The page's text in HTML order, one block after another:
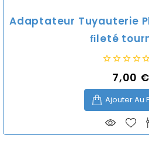
Adaptateur Tuyauterie
ﬁleté
Prix
7,00 €
Ajouter Au